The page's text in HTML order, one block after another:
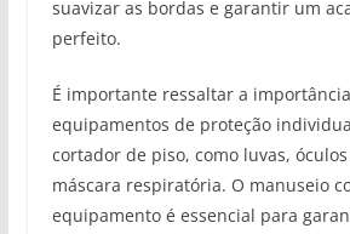
suavizar as bordas e garantir um
perfeito.
É importante ressaltar a
equipamentos de proteção
cortador de piso, como luvas,
máscara respiratória. O manuseio
equipamento é essencial para